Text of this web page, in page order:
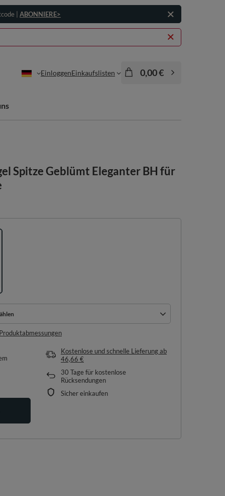
| ABONNIERE>
EinloggenEinkaufslisten 0,00 €
Spitze Geblümt Eleganter BH für
Kostenlose und schnelle Lieferungab
46,66 €
30 Tage für kostenlose
Rücksendungen
Sicher einkaufen